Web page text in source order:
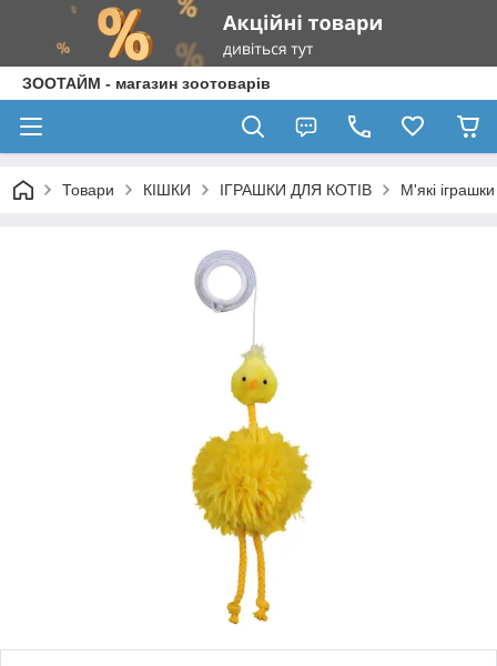
ЗООТАЙМ - магазин зоотоварів
Товари КІШКИ ІГРАШКИ ДЛЯ КОТІВ М'які іграшки